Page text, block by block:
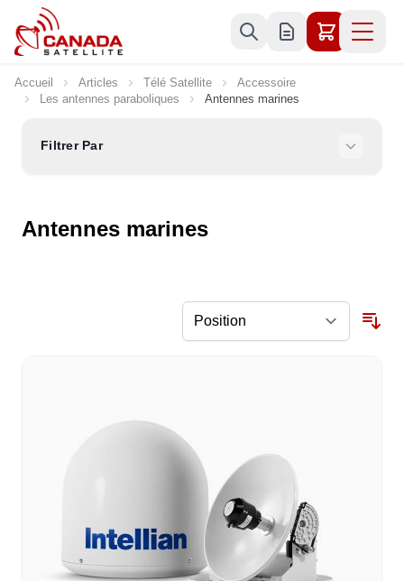
Allez au contenu
Accueil Articles Télé Satellite
Accessoire
Les antennes paraboliques
Antennes marines
Filtrer Par
Antennes marines